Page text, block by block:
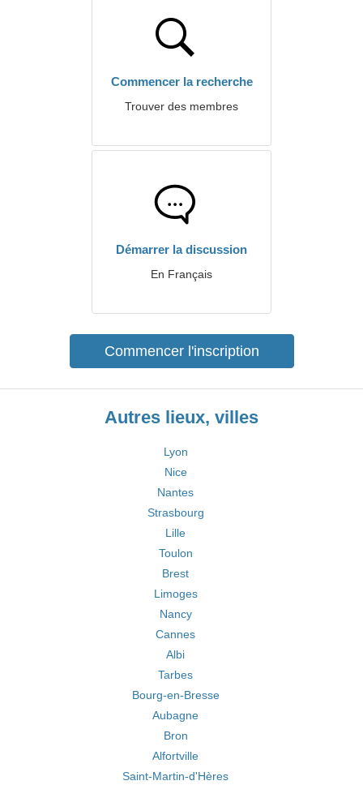
Commencer la recherche
Trouver des membres
Démarrer la discussion
En Français
Commencer l'inscription
Autres lieux, villes
Lyon
Nice
Nantes
Strasbourg
Lille
Toulon
Brest
Limoges
Nancy
Cannes
Albi
Tarbes
Bourg-en-Bresse
Aubagne
Bron
Alfortville
Saint-Martin-d'Hères